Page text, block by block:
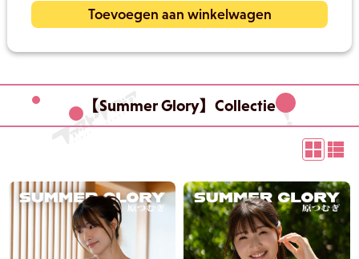
Toevoegen aan winkelwagen
【Summer Glory】Collectie